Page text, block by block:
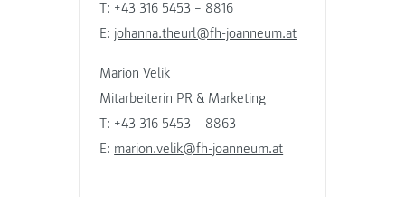
T: +43 316 5453 – 8816
E: johanna.theurl@fh-joanneum.at
Marion Velik
Mitarbeiterin PR & Marketing
T: +43 316 5453 – 8863
E: marion.velik@fh-joanneum.at